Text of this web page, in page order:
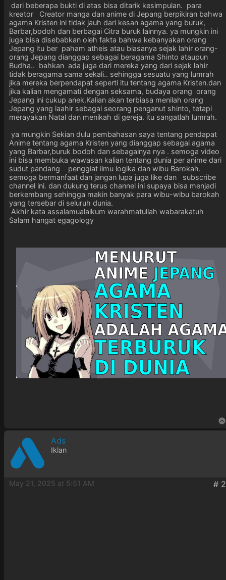
dari beberapa bukti di atas bisa ditarik kesimpulan. para
kreator Creator manga dan anime di Jepang berpikiran bahwa
agama Kristen ini tidak jauh dari kesan agama yang buruk,
Barbar,bodoh dan berbagai Citra buruk lainnya. ya mungkin ini
juga bisa disebabkan oleh fakta bahwa kebanyakan orang
Jepang itu ber paham atheis atau biasanya sejak lahir orang-
orang Jepang dianggap sebagai beragama Shinto ataupun
Budha.. bahkan ada juga dari mereka yang dari sejak lahir
tidak beragama sama sekali.. sehingga sesuatu yang lumrah
jika mereka berpendapat seperti itu tentang agama Kristen.dan
jika kalian mengamati dengan seksama, budaya orang orang
Jepang ini cukup anek.Kalian akan terbiasa menilah orang
Jepang yang laahir sebagai seorang penganut shinto, tetapi
merayakan Natal dan menikah di gereja. itu sangatlah lumrah.
ya mungkin Sekian dulu pembahasan saya tentang pendapat
Anime tentang agama Kristen yang dianggap sebagai agama
yang Barbar,buruk bodoh dan sebagainya nya . semoga video
ini bisa membuka wawasan kalian tentang dunia per anime dari
sudut pandang penggiat ilmu logika dan wibu Barokah.
semoga bermanfaat dan jangan lupa juga like dan subscribe
channel ini. dan dukung terus channel ini supaya bisa menjadi
berkembang sehingga makin banyak para wibu-wibu barokah
yang tersebar di seluruh dunia.
Akhir kata assalamualaikum warahmatullah wabarakatuh
Salam hangat egagology
Ads
Iklan
May 21, 2025 at 5:51 AM